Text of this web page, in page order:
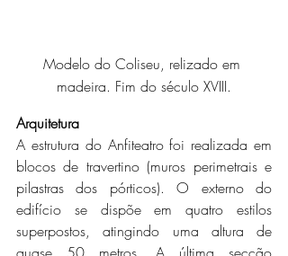
Modelo do Coliseu, relizado em
madeira. Fim do século XVIII.
Arquitetura
A estrutura do Anfiteatro foi realizada em
blocos de travertino (muros perimetrais e
pilastras dos pórticos). O externo do
edifício se dispõe em quatro estilos
superpostos, atingindo uma altura de
quase 50 metros. A última secção